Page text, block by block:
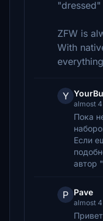
ZFW is
With
Y
almost
Пока
Если
автор
P Pave
almost